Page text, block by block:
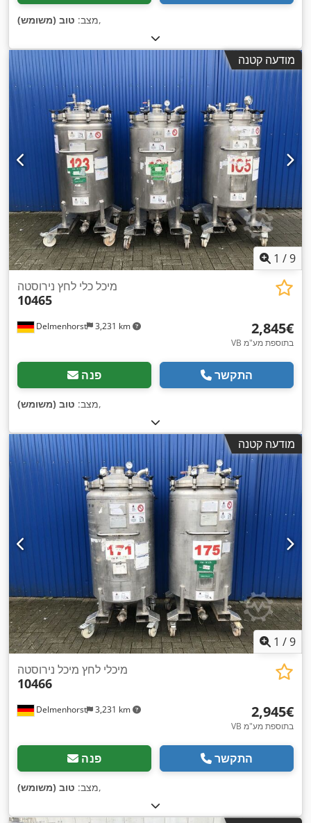
מצב: טוב (משומש) ,
מודעה קטנה
1 /9
Delmenhorst 3,231 km
מיכל כלי לחץ נירוסטה
10465
‏2,845 ‏€
VB בתוספת מע"מ
פנה התקשר
מצב: טוב (משומש) ,
מודעה קטנה
1 /9
Delmenhorst 3,231 km
מיכלי לחץ מיכל נירוסטה
10466
‏2,945 ‏€
VB בתוספת מע"מ
פנה התקשר
מצב: טוב (משומש) ,